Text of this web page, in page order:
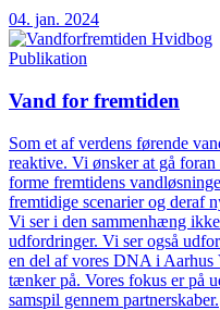
04. jan. 2024
Publikation
Vand for fremtiden
Som et af verdens førende
reaktive. Vi ønsker at gå
forme fremtidens
fremtidige scenarier og deraf
Vi ser i den sammenhæng
udfordringer. Vi ser også
en del af vores DNA i Aarhus
tænker på. Vores fokus er på
samspil gennem partnerskaber.